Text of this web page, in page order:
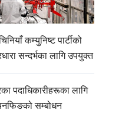
कम्युनिष्ट पार्टीको
सन्दर्भका लागि उपयुक्त
पदाधिकारीहरूका लागि
सम्बोधन